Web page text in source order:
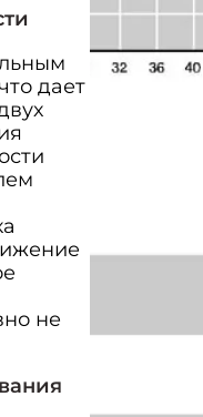
дает
не